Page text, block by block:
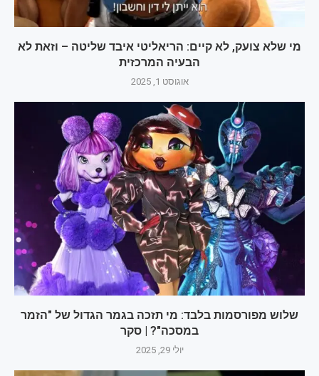
מי שלא צועק, לא קיים: הריאליטי איבד שליטה – וזאת לא
הבעיה המרכזית
אוגוסט 1, 2025
שלוש מפורסמות בלבד: מי תזכה בגמר הגדול של "הזמר
במסכה"? | סקר
יולי 29, 2025